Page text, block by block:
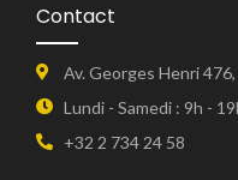
Contact
Av. Georges Henri
Lundi - Samedi : 9h -
+32 2 734 24 58